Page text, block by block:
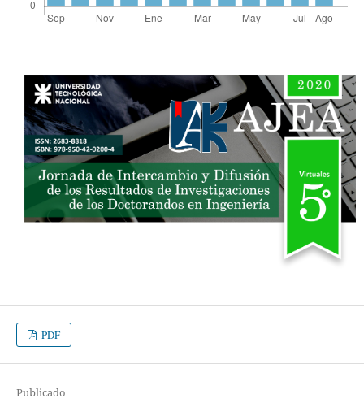
PDF
Publicado